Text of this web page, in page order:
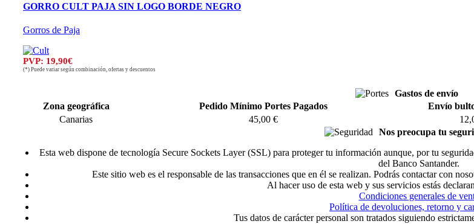
GORRO CULT PAJA SIN LOGO BORDE NEGRO
Gorros de Paja
PVP: 19,90€
(*) Puede variar según combinación, ofertas y descuentos
Gastos de envío
Zona geográfica
Pedido Mínimo Portes Pagados Envío
Canarias
45,00 €
Nos preocupa tu
Esta web dispone de tecnología Secure Sockets Layer (SSL) para proteger tu información aunque, por tu
del Banco Santander.
Este sitio web es el responsable de las transacciones que en él se realizan. Podrás contactar con
Al hacer uso de esta web y sus servicios estás
Condiciones generales de
Política de devoluciones, retorno y
Tus datos de carácter personal son tratados siguiendo